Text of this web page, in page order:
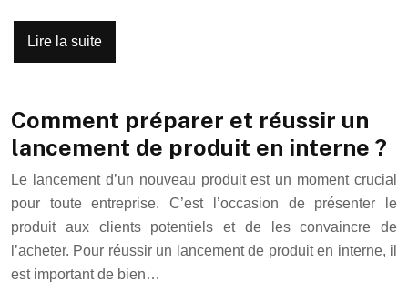
Lire la suite
Comment préparer et réussir un
lancement de produit en interne ?
Le lancement d’un nouveau produit est un moment crucial
pour toute entreprise. C’est l’occasion de présenter le
produit aux clients potentiels et de les convaincre de
l’acheter. Pour réussir un lancement de produit en interne, il
est important de bien…